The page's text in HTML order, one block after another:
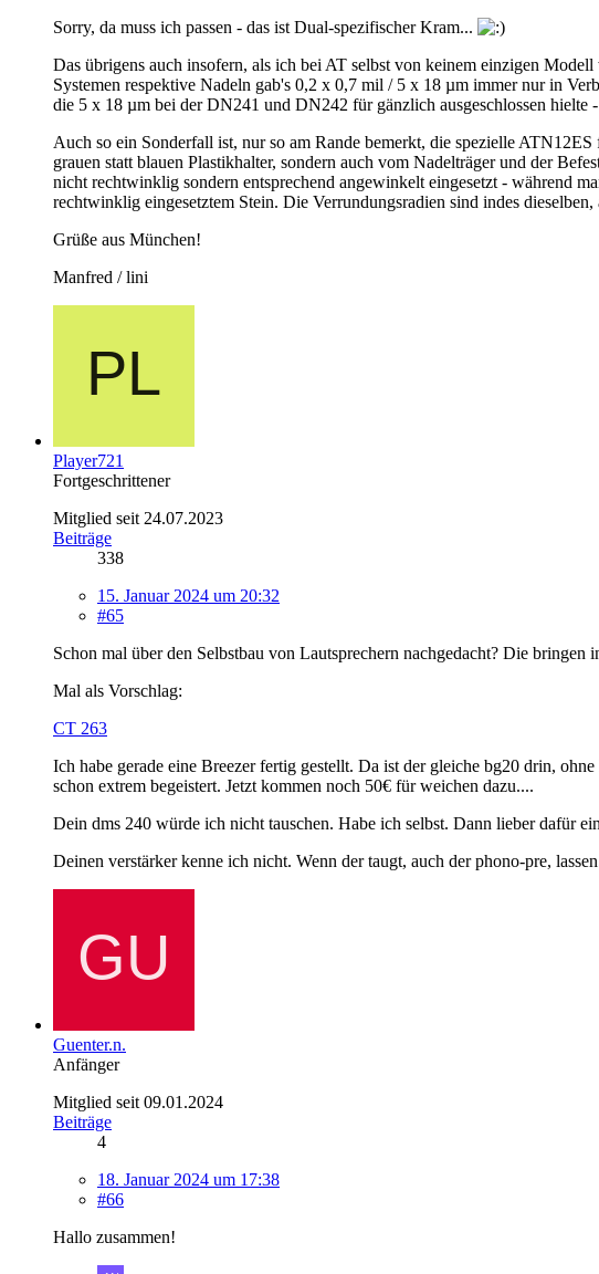
Sorry, da muss ich passen - das ist Dual-spezifischer Kram...
Das übrigens auch insofern, als ich bei AT selbst von keinem einzigen
Systemen respektive Nadeln gab's 0,2 x 0,7 mil / 5 x 18 µm immer nur in
die 5 x 18 µm bei der DN241 und DN242 für gänzlich ausgeschlossen
Auch so ein Sonderfall ist, nur so am Rande bemerkt, die spezielle
grauen statt blauen Plastikhalter, sondern auch vom Nadelträger und der
nicht rechtwinklig sondern entsprechend angewinkelt eingesetzt - während
rechtwinklig eingesetztem Stein. Die Verrundungsradien sind indes
Grüße aus München!
Manfred / lini
Player721
Fortgeschrittener
Mitglied seit 24.07.2023
Beiträge
338
15. Januar 2024 um 20:32
#65
Schon mal über den Selbstbau von Lautsprechern nachgedacht? Die
Mal als Vorschlag:
CT 263
Ich habe gerade eine Breezer fertig gestellt. Da ist der gleiche bg20 drin,
schon extrem begeistert. Jetzt kommen noch 50€ für weichen dazu....
Dein dms 240 würde ich nicht tauschen. Habe ich selbst. Dann lieber dafür
Deinen verstärker kenne ich nicht. Wenn der taugt, auch der phono-pre,
Guenter.n.
Anfänger
Mitglied seit 09.01.2024
Beiträge
4
18. Januar 2024 um 17:38
#66
Hallo zusammen!